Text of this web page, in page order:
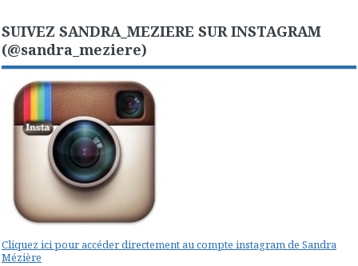
SUIVEZ SANDRA_MEZIERE SUR INSTAGRAM
(@sandra_meziere)
Cliquez ici pour accéder directement au compte instagram de Sandra
Mézière